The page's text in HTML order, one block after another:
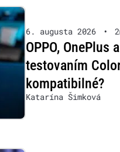
6. augusta 2026 •
OPPO, OnePlus
testovaním
kompatibilné?
Katarína Šimková